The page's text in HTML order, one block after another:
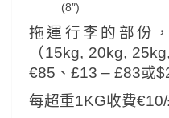
(8″)
拖運行李的部份
（15kg, 20kg,
€85、£13 – £83或
每超重1KG收費